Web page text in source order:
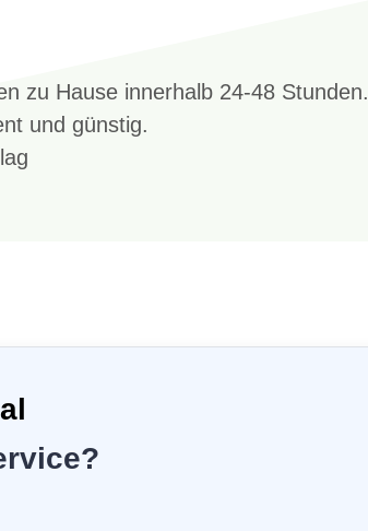
zu Hause innerhalb 24-48 Stunden.
und günstig.